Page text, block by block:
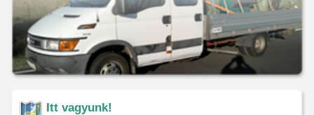
Itt vagyunk!